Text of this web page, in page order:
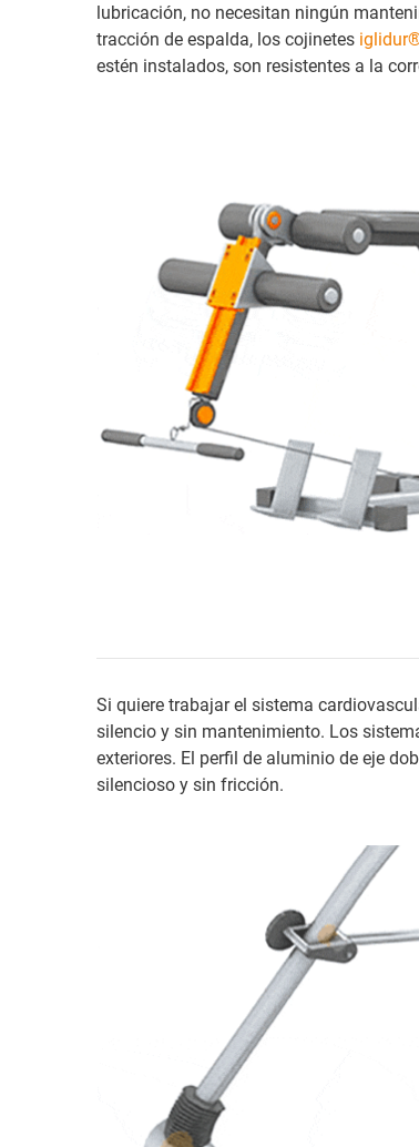
lubricación, no necesitan ningún
tracción de espalda, los cojinetes
estén instalados, son resistentes a la
Si quiere trabajar el sistema
silencio y sin mantenimiento. Los
exteriores. El perfil de aluminio de eje
silencioso y sin fricción.